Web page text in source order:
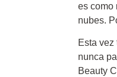
es como
nubes.
Esta
nunca
Beauty